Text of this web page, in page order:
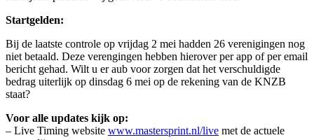
Startgelden:
Bij de laatste controle op vrijdag 2 mei hadden 26 verenigingen nog
niet betaald. Deze verengingen hebben hierover per app of per email
bericht gehad. Wilt u er aub voor zorgen dat het verschuldigde
bedrag uiterlijk op dinsdag 6 mei op de rekening van de KNZB
staat?
Voor alle updates kijk op:
– Live Timing website www.mastersprint.nl/live met de actuele